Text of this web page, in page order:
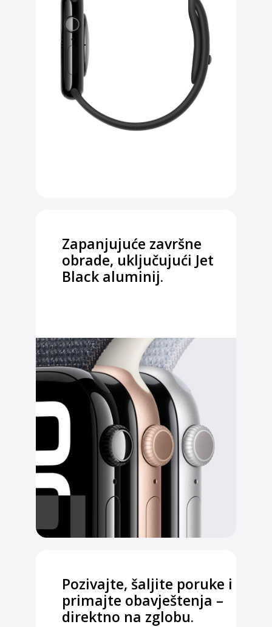
Zapanjujuće završne
obrade, uključujući Jet
Black aluminij.
Pozivajte, šaljite poruke i
primajte obavještenja –
direktno na zglobu.